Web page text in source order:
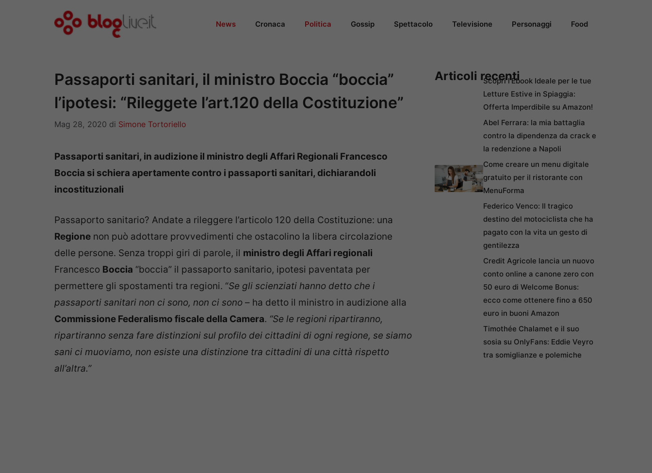
News Cronaca Politica Gossip Spettacolo Televisione Personaggi Food
Passaporti sanitari, il ministro Boccia “boccia”
l’ipotesi: “Rileggete l’art.120 della Costituzione”
Mag 28, 2020 di Simone Tortoriello
Passaporti sanitari, in audizione il ministro degli Affari Regionali Francesco
Boccia si schiera apertamente contro i passaporti sanitari, dichiarandoli
incostituzionali
Passaporto sanitario? Andate a rileggere l’articolo 120 della Costituzione: una
Regione non può adottare provvedimenti che ostacolino la libera circolazione
delle persone. Senza troppi giri di parole, il ministro degli Affari regionali
Francesco Boccia “boccia” il passaporto sanitario, ipotesi paventata per
permettere gli spostamenti tra regioni. “Se gli scienziati hanno detto che i
passaporti sanitari non ci sono, non ci sono – ha detto il ministro in audizione alla
Commissione Federalismo fiscale della Camera. “Se le regioni ripartiranno,
ripartiranno senza fare distinzioni sul profilo dei cittadini di ogni regione, se siamo
sani ci muoviamo, non esiste una distinzione tra cittadini di una città rispetto
all’altra.”
Articoli recentiScopri l’Ebook Ideale per le tue
Letture Estive in Spiaggia:
Offerta Imperdibile su Amazon!
Abel Ferrara: la mia battaglia
contro la dipendenza da crack e
la redenzione a Napoli
Come creare un menu digitale
gratuito per il ristorante con
MenuForma
Federico Venco: Il tragico
destino del motociclista che ha
pagato con la vita un gesto di
gentilezza
Credit Agricole lancia un nuovo
conto online a canone zero con
50 euro di Welcome Bonus:
ecco come ottenere fino a 650
euro in buoni Amazon
Timothée Chalamet e il suo
sosia su OnlyFans: Eddie Veyro
tra somiglianze e polemiche